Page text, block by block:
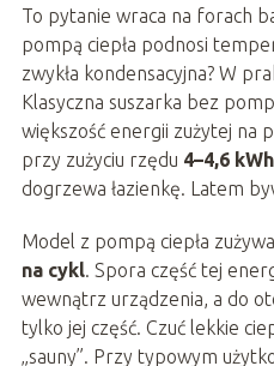
To pytanie wraca na forach
pompą ciepła podnosi
zwykła kondensacyjna? W
Klasyczna suszarka bez
większość energii zużytej na
przy zużyciu rzędu 4–4,6
dogrzewa łazienkę. Latem
Model z pompą ciepła
na cykl. Spora część tej
wewnątrz urządzenia, a do
tylko jej część. Czuć lekkie
„sauny”. Przy typowym